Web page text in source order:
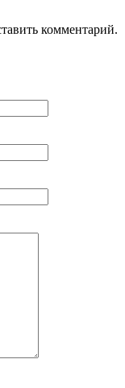
комментарий.